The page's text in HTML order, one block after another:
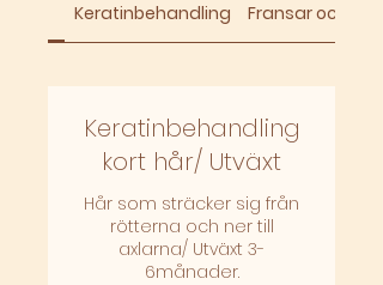
Keratinbehandling Fransar och bryn
Keratinbehandling
kort hår/ Utväxt
Hår som sträcker sig från
rötterna och ner till
axlarna/ Utväxt 3-
6månader.​